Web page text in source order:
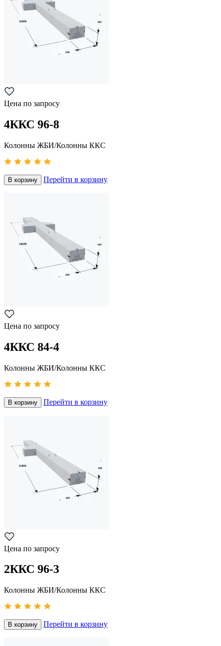
Цена по запросу
4ККС 96-8
Колонны ЖБИ/Колонны ККС
В корзину Перейти в корзину
Цена по запросу
4ККС 84-4
Колонны ЖБИ/Колонны ККС
В корзину Перейти в корзину
Цена по запросу
2ККС 96-3
Колонны ЖБИ/Колонны ККС
В корзину Перейти в корзину